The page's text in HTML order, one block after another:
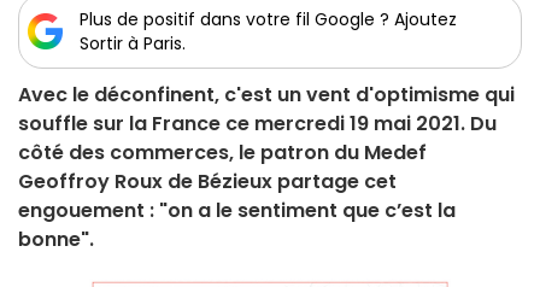
Plus de positif dans votre fil Google ? Ajoutez
Sortir à Paris.
Avec le déconfinent, c'est un vent d'optimisme qui
souffle sur la France ce mercredi 19 mai 2021. Du
côté des commerces, le patron du Medef
Geoffroy Roux de Bézieux partage cet
engouement : "on a le sentiment que c’est la
bonne".